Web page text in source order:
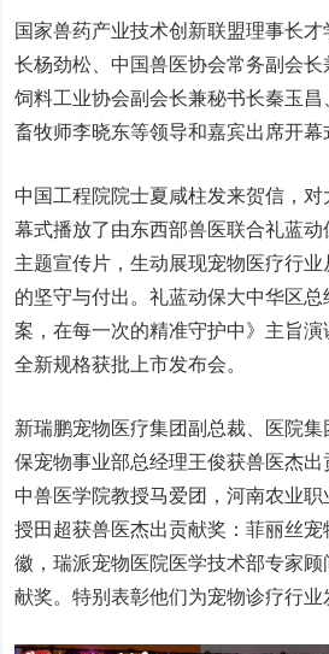
国家兽药产业技术创新联盟理事长
长杨劲松、中国兽医协会常务副会长
饲料工业协会副会长兼秘书长秦玉
畜牧师李晓东等领导和嘉宾出席开幕
中国工程院院士夏咸柱发来贺信，
幕式播放了由东西部兽医联合礼蓝动
主题宣传片，生动展现宠物医疗行
的坚守与付出。礼蓝动保大中华区
案，在每一次的精准守护中》主旨
全新规格获批上市发布会。
新瑞鹏宠物医疗集团副总裁、医院
保宠物事业部总经理王俊获兽医杰
中兽医学院教授马爱团，河南农业
授田超获兽医杰出贡献奖：菲丽丝
徽，瑞派宠物医院医学技术部专家
献奖。特别表彰他们为宠物诊疗行业